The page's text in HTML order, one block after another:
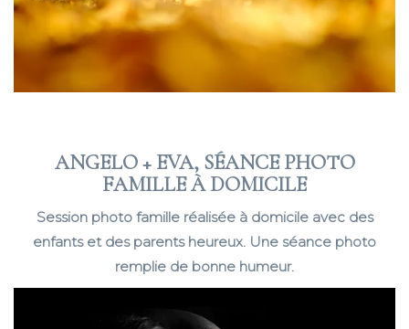
ANGELO + EVA, SÉANCE PHOTO
FAMILLE À DOMICILE
Session photo famille réalisée à domicile avec des
enfants et des parents heureux. Une séance photo
remplie de bonne humeur.